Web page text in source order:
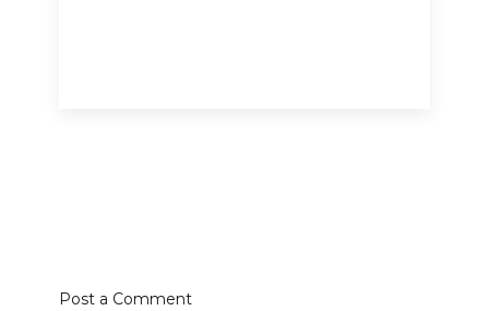
Post a Comment